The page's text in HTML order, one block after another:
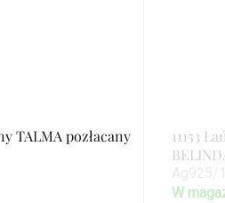
TALMA pozłacany
11153
W